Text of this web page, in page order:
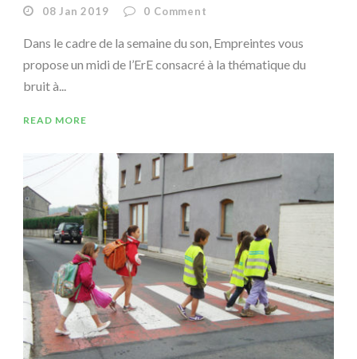
08 Jan 2019 0 Comment
Dans le cadre de la semaine du son, Empreintes vous
propose un midi de l’ErE consacré à la thématique du
bruit à...
READ MORE